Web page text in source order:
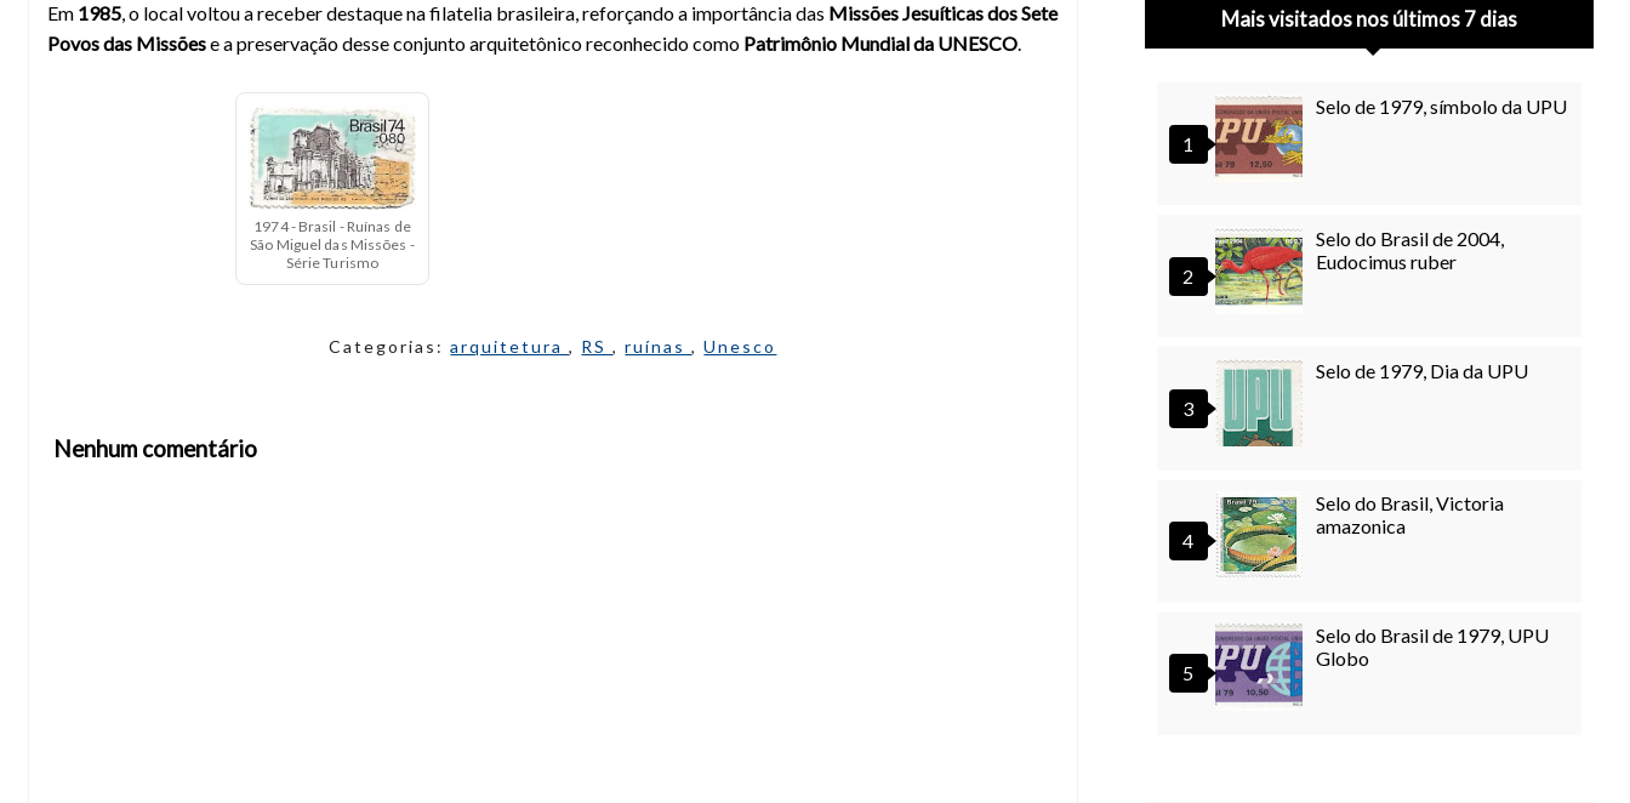
Em 1985, o local voltou a receber destaque na filatelia brasileira, reforçando a importância das Missões Jesuíticas dos Sete
Povos das Missõese a preservação desse conjunto arquitetônico reconhecido como Patrimônio Mundial da UNESCO.
1974 - Brasil - Ruínas de
São Miguel das Missões -
Série Turismo
Categorias:arquitetura, RS,ruínas,Unesco
Nenhum comentário
Mais visitados nos últimos 7 dias
Selo de 1979, símbolo da UPU
Selo do Brasil de 2004,
Eudocimus ruber
Selo de 1979, Dia da UPU
Selo do Brasil, Victoria
amazonica
Selo do Brasil de 1979, UPU
Globo